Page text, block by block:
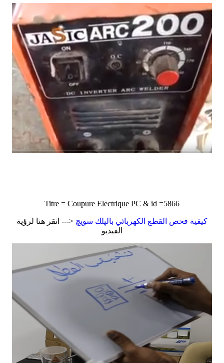
Titre = Coupure Electrique PC & id =5866
كيفية فحص القطع الكهربائي بالپلك سويچ <--- انقر هنا لرؤية
الفيديو